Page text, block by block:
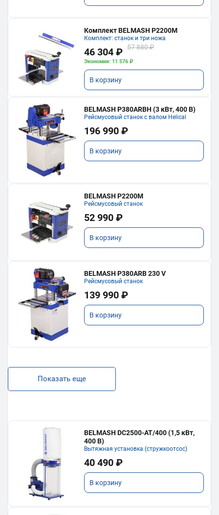
Комплект BELMASH P2200M
Комплект: станок и три ножа
46 304 ₽ 57 880 ₽
Экономия: 11 576 ₽
В корзину
BELMASH P380ARBH (3 кВт, 400 В)
Рейсмусовый станок с валом Helical
196 990 ₽
В корзину
BELMASH P2200M
Рейсмусовый станок
52 990 ₽
В корзину
BELMASH P380ARB 230 V
Рейсмусовый станок
139 990 ₽
В корзину
Показать еще
BELMASH DC2500-AT/400 (1,5 кВт,
400 В)
Вытяжная установка (стружкоотсос)
40 490 ₽
В корзину